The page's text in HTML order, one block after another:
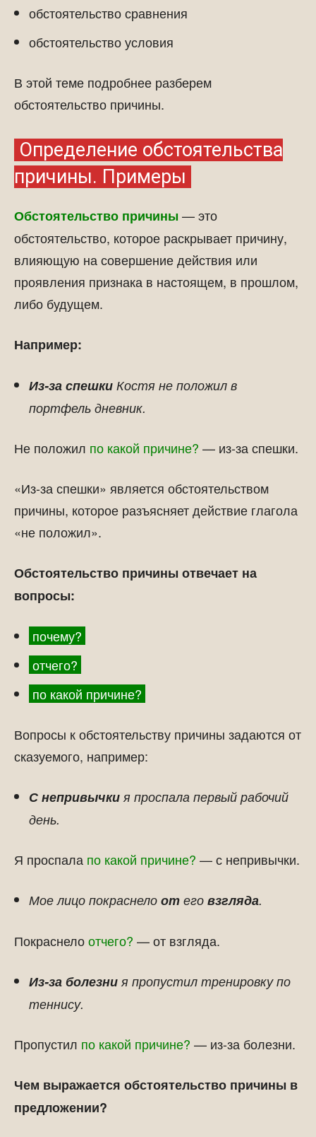
обстоятельство сравнения
обстоятельство условия
В этой теме подробнее разберем
обстоятельство причины.
Определение обстоятельства
причины. Примеры
Обстоятельство причины— это
обстоятельство, которое раскрывает причину,
влияющую на совершение действия или
проявления признака в настоящем, в прошлом,
либо будущем.
Например:
Из-за спешки Костя не положил в
портфель дневник.
Не положил по какой причине? — из-за спешки.
«Из-за спешки» является обстоятельством
причины, которое разъясняет действие глагола
«не положил».
Обстоятельство причины отвечает на
вопросы:
почему?
отчего?
по какой причине?
Вопросы к обстоятельству причины задаются от
сказуемого, например:
С непривычки я проспала первый рабочий
день.
Я проспала по какой причине? — с непривычки.
Мое лицо покраснело от его взгляда.
Покраснелоотчего? — от взгляда.
Из-за болезни я пропустил тренировку по
теннису.
Пропустил по какой причине? — из-за болезни.
Чем выражается обстоятельство причины в
предложении?